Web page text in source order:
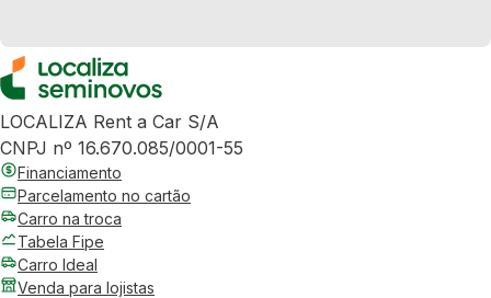
LOCALIZA Rent a Car S/A
CNPJ nº 16.670.085/0001-55
Financiamento
Parcelamento no cartão
Carro na troca
Tabela Fipe
Carro Ideal
Venda para lojistas